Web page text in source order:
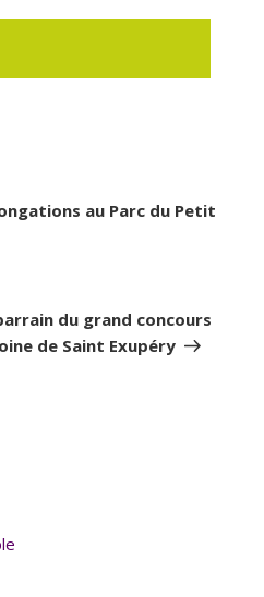
au Parc du Petit
du grand concours
de Saint Exupéry